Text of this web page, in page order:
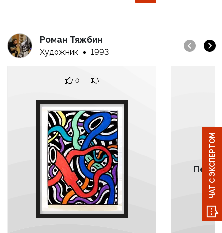
Роман Тяжбин
Художник 1993
0
ЧАТ С ЭКСПЕРТОМ